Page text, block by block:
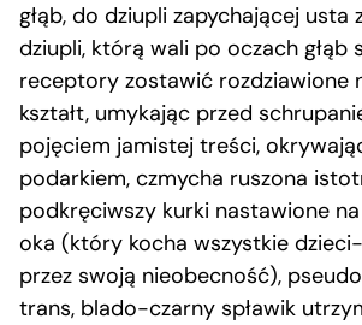
głąb, do dziupli zapychającej usta
dziupli, którą wali po oczach głąb
receptory zostawić rozdziawione
kształt, umykając przed
pojęciem jamistej treści,
podarkiem, czmycha ruszona
podkręciwszy kurki nastawione
oka (który kocha wszystkie
przez swoją nieobecność),
trans, blado-czarny spławik